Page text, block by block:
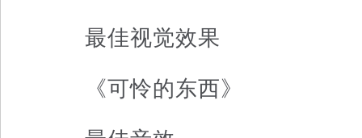
最佳视觉效果
《可怜的东西》